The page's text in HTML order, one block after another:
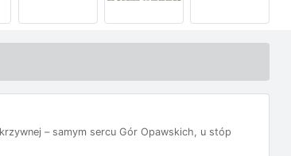
– samym sercu Gór Opawskich, u stóp